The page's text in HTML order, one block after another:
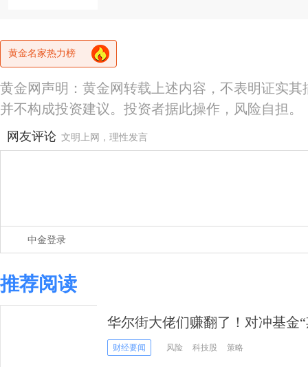
黄金名家热力榜
黄金网声明：黄金网转载上述内容，不表明证实
并不构成投资建议。投资者据此操作，风险自担。
网友评论 文明上网，理性发言
中金登录
推荐阅读
华尔街大佬们赚翻了！对冲基金
夺冠，这家亚洲基金位居第二
财经要闻 风险 科技股 策略